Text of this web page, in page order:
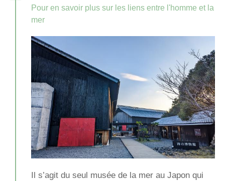
Pour en savoir plus sur les liens entre l'homme et la
mer
Il s’agit du seul musée de la mer au Japon qui